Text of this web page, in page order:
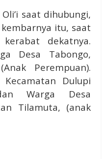
saat dihubungi,
itu, saat
dekatnya.
Desa Tabongo,
Perempuan).
Dulupi
Warga Desa
Tilamuta, (anak